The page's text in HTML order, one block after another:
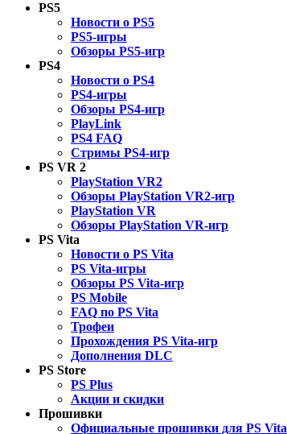
PS5
Новости о PS5
PS5-игры
Обзоры PS5-игр
PS4
Новости о PS4
PS4-игры
Обзоры PS4-игр
PlayLink
PS4 FAQ
Стримы PS4-игр
PS VR 2
PlayStation VR2
Обзоры PlayStation VR2-игр
PlayStation VR
Обзоры PlayStation VR-игр
PS Vita
Новости о PS Vita
PS Vita-игры
Обзоры PS Vita-игр
PS Mobile
FAQ по PS Vita
Трофеи
Прохождения PS Vita-игр
Дополнения DLC
PS Store
PS Plus
Акции и скидки
Прошивки
Официальные прошивки для PS Vita